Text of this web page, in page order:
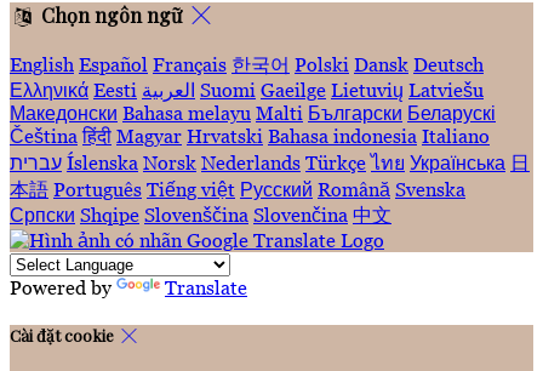
Chọn ngôn ngữ
English Español Français 한국어 Polski Dansk Deutsch
Ελληνικά Eesti العربية Suomi Gaeilge Lietuvių Latviešu
Македонски Bahasa melayu Malti Български Беларускі
Čeština हिंदी Magyar Hrvatski Bahasa indonesia Italiano
עברית Íslenska Norsk Nederlands Türkçe ไทย Українська 日
本語 Português Tiếng việt Русский Română Svenska
Српски Shqipe Slovenščina Slovenčina 中文
Powered by Translate
Cài đặt cookie